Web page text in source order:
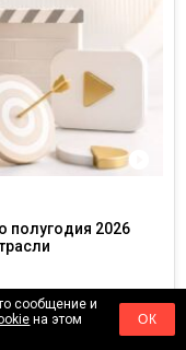
полугодия 2026
сообщение и
на этом
ОК